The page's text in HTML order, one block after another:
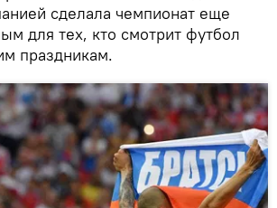
сделала чемпионат еще
для тех, кто смотрит футбол
праздникам.